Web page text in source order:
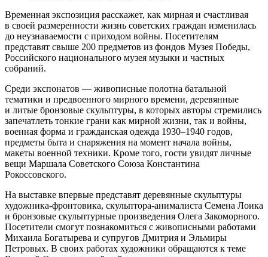
Временная экспозиция расскажет, как мирная и счастливая
в своей размеренности жизнь советских граждан изменилась
до неузнаваемости с приходом войны. Посетителям
представят свыше 200 предметов из фондов Музея Победы,
Российского национального музея музыки и частных
собраний.
Среди экспонатов — живописные полотна батальной
тематики и предвоенного мирного времени, деревянные
и литые бронзовые скульптуры, в которых авторы стремились
запечатлеть тонкие грани как мирной жизни, так и войны,
военная форма и гражданская одежда 1930–1940 годов,
предметы быта и снаряжения на момент начала войны,
макеты военной техники. Кроме того, гости увидят личные
вещи Маршала Советского Союза Константина
Рокоссовского.
На выставке впервые представят деревянные скульптуры
художника-фронтовика, скульптора-анималиста Семена Лоика
и бронзовые скульптурные произведения Олега Закоморного.
Посетители смогут познакомиться с живописными работами
Михаила Богатырева и супругов Дмитрия и Эльмиры
Петровых. В своих работах художники обращаются к теме